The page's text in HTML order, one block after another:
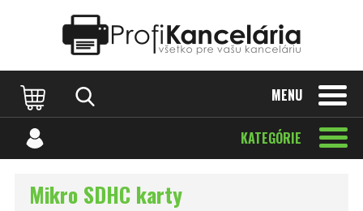
MENU
KATEGÓRIE
Mikro SDHC karty
Katalóg internetových stránok Designed by Rawpixel.com